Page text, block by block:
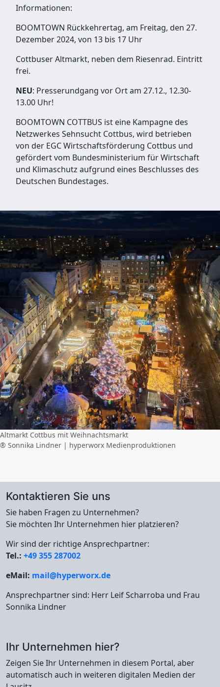
Informationen:
BOOMTOWN Rückkehrertag, am Freitag, den 27.
Dezember 2024, von 13 bis 17 Uhr
Cottbuser Altmarkt, neben dem Riesenrad. Eintritt
frei.
NEU: Presserundgang vor Ort am 27.12., 12.30-
13.00 Uhr!
BOOMTOWN COTTBUS ist eine Kampagne des
Netzwerkes Sehnsucht Cottbus, wird betrieben
von der EGC Wirtschaftsförderung Cottbus und
gefördert vom Bundesministerium für Wirtschaft
und Klimaschutz aufgrund eines Beschlusses des
Deutschen Bundestages.
Altmarkt Cottbus mit Weihnachtsmarkt
® Sonnika Lindner | hyperworx Medienproduktionen
Kontaktieren Sie uns
Sie haben Fragen zu Unternehmen?
Sie möchten Ihr Unternehmen hier platzieren?
Wir sind der richtige Ansprechpartner:
Tel.: +49 355 287002
eMail: mail@hyperworx.de
Ansprechpartner sind: Herr Leif Scharroba und Frau
Sonnika Lindner
Ihr Unternehmen hier?
Zeigen Sie Ihr Unternehmen in diesem Portal, aber
automatisch auch in weiteren digitalen Medien der